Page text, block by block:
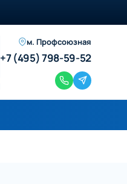
м. Профсоюзная
+7 (495) 798-59-52